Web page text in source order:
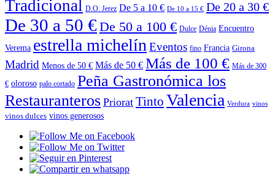
Tradicional D.O. Jerez De 5 a 10 € De 10 a 15 € De 20 a 30 €
De 30 a 50 € De 50 a 100 € Dulce Dénia Encuentro
Verema estrella michelín Eventos fino Francia Girona
Madrid Menos de 50 € Más de 50 € Más de 100 € Más de 300
€ oloroso palo cortado Peña Gastronómica los
Restauranteros Priorat Tinto Valencia Verdura vinos
vinos dulces vinos generosos